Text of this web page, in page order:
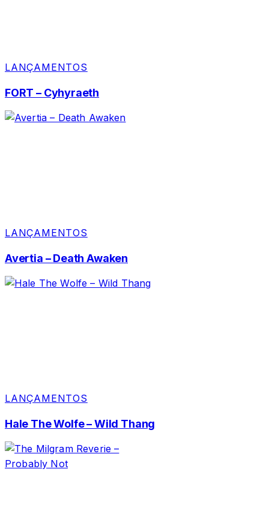
LANÇAMENTOS
FORT – Cyhyraeth
LANÇAMENTOS
Avertia – Death Awaken
LANÇAMENTOS
Hale The Wolfe – Wild Thang